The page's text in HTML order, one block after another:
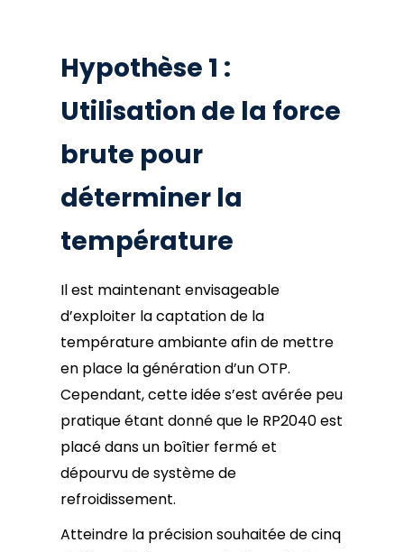
Hypothèse 1 :
Utilisation de la force
brute pour
déterminer la
température
Il est maintenant envisageable
d’exploiter la captation de la
température ambiante afin de mettre
en place la génération d’un OTP.
Cependant, cette idée s’est avérée peu
pratique étant donné que le RP2040 est
placé dans un boîtier fermé et
dépourvu de système de
refroidissement.
Atteindre la précision souhaitée de cinq